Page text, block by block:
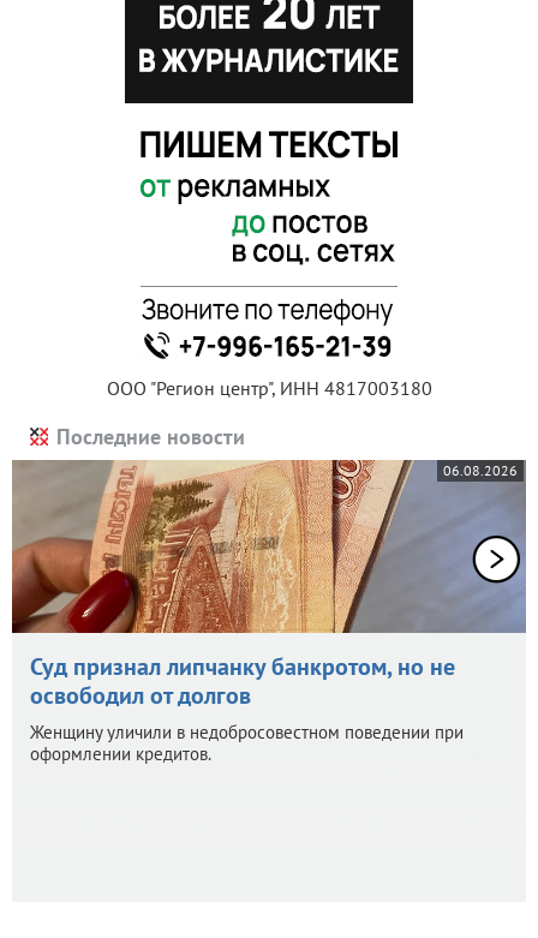
ООО "Регион центр", ИНН 4817003180
Последние новости
06.08.2026
Суд признал липчанку банкротом, но не
освободил от долгов
Женщину уличили в недобросовестном поведении при
оформлении кредитов.